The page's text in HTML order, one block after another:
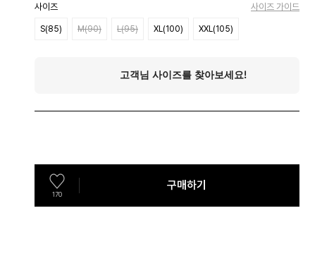
사이즈 사이즈 가이드
S(85) M(90) L(95) XL(100) XXL(105)
170
구매하기